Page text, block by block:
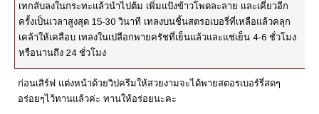
เทกลับลงในกระทะแล้วนำไปต้ม เพิ่มแป้งข้าวโพดละลาย และเคี่ยวอีก
ครั้งเป็นเวลาสูงสุด 15-30 วินาที เทลงบนชิ้นสตรอเบอรี่ที่เหลือแล้วคลุก
เคล้าให้เคลือบ เทลงในเปลือกพายครัชที่เย็นแล้วและแช่เย็น 4-6 ชั่วโมง
หรือนานถึง 24 ชั่วโมง
ก่อนเสิร์ฟ แต่งหน้าด้วยวิปครีมให้สวยงามจะได้พายสตอรเบอร์รี่สดๆ
อร่อยๆไว้ทานแล้วค่ะ ทานให้อร่อยนะคะ